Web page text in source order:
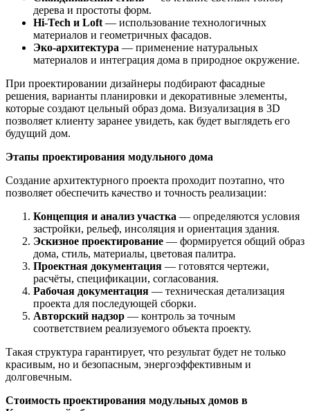
дерева и простоты форм.
Hi-Tech и Loft — использование технологичных
материалов и геометричных фасадов.
Эко-архитектура — применение натуральных
материалов и интеграция дома в природное окружение.
При проектировании дизайнеры подбирают фасадные
решения, варианты планировки и декоративные элементы,
которые создают цельный образ дома. Визуализация в 3D
позволяет клиенту заранее увидеть, как будет выглядеть его
будущий дом.
Этапы проектирования модульного дома
Создание архитектурного проекта проходит поэтапно, что
позволяет обеспечить качество и точность реализации:
Концепция и анализ участка — определяются условия
застройки, рельеф, инсоляция и ориентация здания.
Эскизное проектирование — формируется общий образ
дома, стиль, материалы, цветовая палитра.
Проектная документация — готовятся чертежи,
расчёты, спецификации, согласования.
Рабочая документация — техническая детализация
проекта для последующей сборки.
Авторский надзор — контроль за точным
соответствием реализуемого объекта проекту.
Такая структура гарантирует, что результат будет не только
красивым, но и безопасным, энергоэффективным и
долговечным.
Стоимость проектирования модульных домов в